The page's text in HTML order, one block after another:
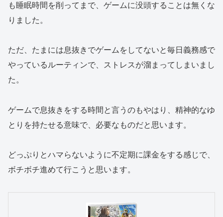
も睡眠時間を削ってまで、ゲームに没頭することは無くな
りました。
ただ、たまには息抜きでゲームをしてないと毎日義務感で
やっているルーティンで、ストレスが溜まってしまいまし
た。
ゲームで息抜きをする時間と言うのもやはり、精神的なゆ
とりを持たせる意味で、必要なものだと思います。
どっぷりとハマらないように不定期に課金をする感じで、
ボチボチ進めて行こうと思います。